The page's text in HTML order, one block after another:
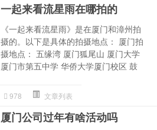
一起来看流星雨在哪拍的
《一起来看流星雨》是在厦门和漳州拍
摄的。以下是具体的拍摄地点： 厦门拍
摄地点： 五缘湾 厦门狐尾山 厦门大学
厦门市第五中学 华侨大学厦门校区 鼓
978 文章列表
厦门公司过年有啥活动吗